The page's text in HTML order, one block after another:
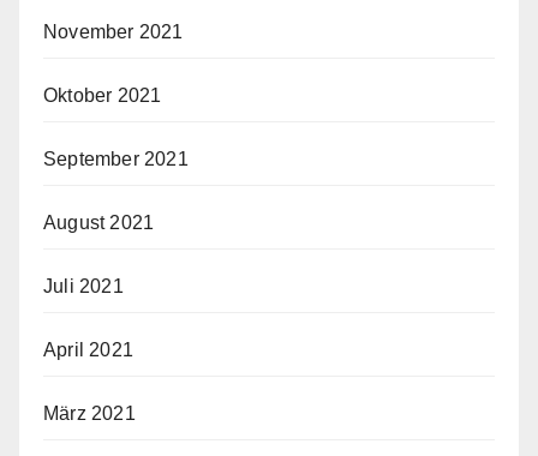
November 2021
Oktober 2021
September 2021
August 2021
Juli 2021
April 2021
März 2021